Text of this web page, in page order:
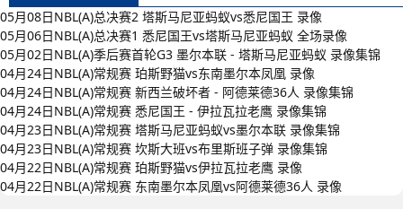
05月08日NBL(A)总决赛2 塔斯马尼亚蚂蚁vs悉尼国王 录像
05月06日NBL(A)总决赛1 悉尼国王vs塔斯马尼亚蚂蚁 全场录像
05月02日NBL(A)季后赛首轮G3 墨尔本联 - 塔斯马尼亚蚂蚁 录像集锦
04月24日NBL(A)常规赛 珀斯野猫vs东南墨尔本凤凰 录像
04月24日NBL(A)常规赛 新西兰破坏者 - 阿德莱德36人 录像集锦
04月24日NBL(A)常规赛 悉尼国王 - 伊拉瓦拉老鹰 录像集锦
04月23日NBL(A)常规赛 塔斯马尼亚蚂蚁vs墨尔本联 录像集锦
04月23日NBL(A)常规赛 坎斯大班vs布里斯班子弹 录像集锦
04月22日NBL(A)常规赛 珀斯野猫vs伊拉瓦拉老鹰 录像
04月22日NBL(A)常规赛 东南墨尔本凤凰vs阿德莱德36人 录像